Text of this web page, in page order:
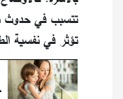
تتسبب في حدوث
تؤثر في نفسية